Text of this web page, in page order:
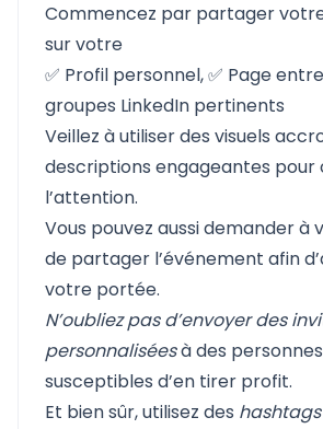
Commencez par partager
sur votre
✅ Profil personnel, ✅ Page
groupes LinkedIn pertinents
Veillez à utiliser des visuels
descriptions engageantes
l’attention.
Vous pouvez aussi demander à
de partager l’événement afin
votre portée.
N’oubliez pas d’envoyer des
personnaliséesà des
susceptibles d’en tirer profit.
Et bien sûr, utilisez des hashtags